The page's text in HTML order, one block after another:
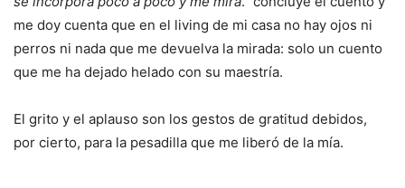
me doy cuenta que en el living de mi casa no hay ojos ni
perros ni nada que me devuelva la mirada: solo un cuento
que me ha dejado helado con su maestría.
El grito y el aplauso son los gestos de gratitud debidos,
por cierto, para la pesadilla que me liberó de la mía.